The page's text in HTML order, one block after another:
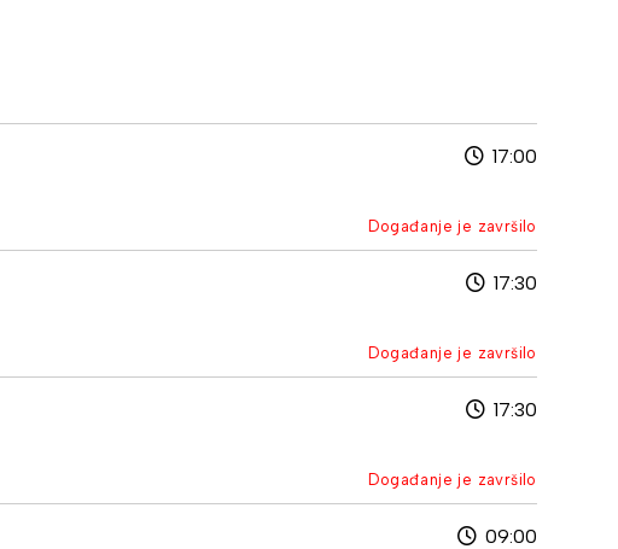
17:00
Događanje je završilo
17:30
Događanje je završilo
17:30
Događanje je završilo
09:00